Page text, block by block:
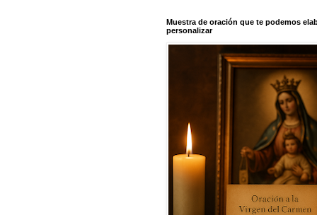
Muestra de oración que te podemos
personalizar